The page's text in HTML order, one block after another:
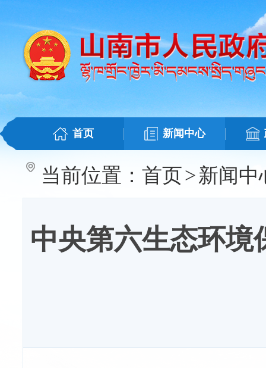
首页 新闻中心
当前位置： 首页>新闻中
中央第六生态环境